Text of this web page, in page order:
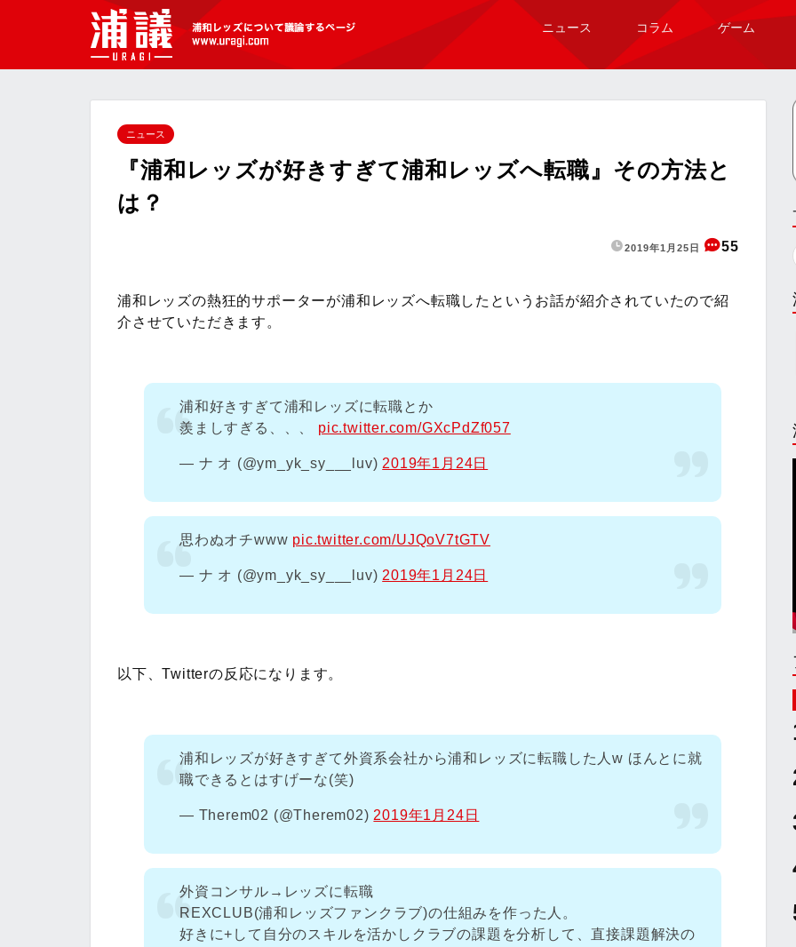
[浦議]浦和レッズについて議論するペ
ニュース コラム ゲーム
ニュース
『浦和レッズが好きすぎて浦和レッズへ転職』その方法と
は？
2019年1月25日 55
浦和レッズの熱狂的サポーターが浦和レッズへ転職したというお話が紹介されていたので紹
介させていただきます。
浦和好きすぎて浦和レッズに転職とか
羨ましすぎる、、、 pic.twitter.com/GXcPdZf057
— ナ オ (@ym_yk_sy___luv) 2019年1月24日
思わぬオチwww pic.twitter.com/UJQoV7tGTV
— ナ オ (@ym_yk_sy___luv) 2019年1月24日
以下、Twitterの反応になります。
浦和レッズが好きすぎて外資系会社から浦和レッズに転職した人w ほんとに就
職できるとはすげーな(笑)
— Therem02 (@Therem02) 2019年1月24日
外資コンサル→レッズに転職
REXCLUB(浦和レッズファンクラブ)の仕組みを作った人。
好きに+して自分のスキルを活かしクラブの課題を分析して、直接課題解決の